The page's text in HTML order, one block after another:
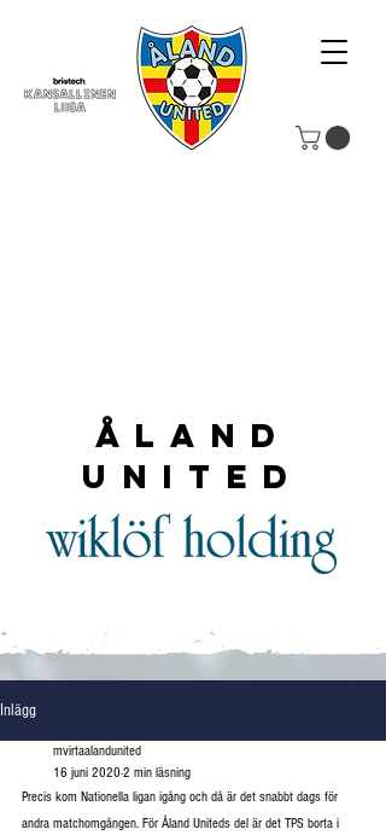
Åland
United
Inlägg
mvirtaalandunited
16 juni 2020 2 min läsning
Precis kom Nationella ligan igång och då är det snabbt dags för
andra matchomgången. För Åland Uniteds del är det TPS borta i